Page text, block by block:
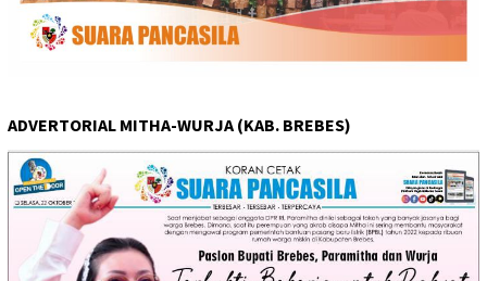
ADVERTORIAL MITHA-WURJA (KAB. BREBES)